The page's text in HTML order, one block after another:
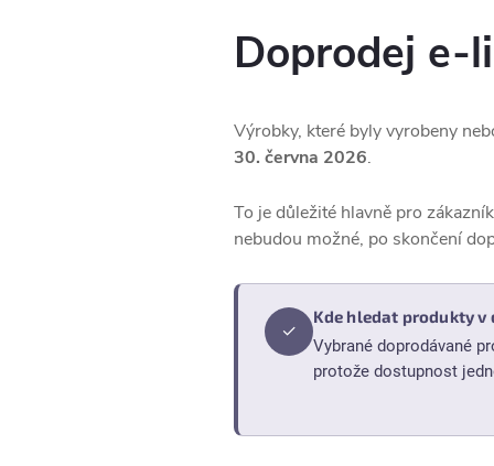
Doprodej e-
Výrobky, které byly vyrobeny
30. června 2026.
To je důležité hlavně pro
nebudou možné, po skončení
✓
Kde hledat produkty v
Vybrané doprodávané
protože dostupnost